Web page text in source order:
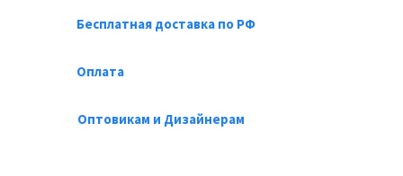
Бесплатная доставка по РФ
Оплата
Оптовикам и Дизайнерам